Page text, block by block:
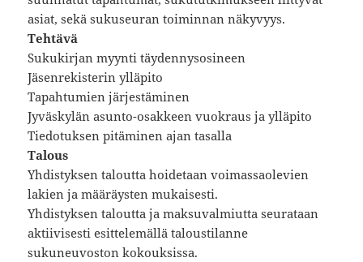
asiat, sekä sukuseuran toiminnan näkyvyys.
Tehtävä
Sukukirjan myynti täydennysosineen
Jäsenrekisterin ylläpito
Tapahtumien järjestäminen
Jyväskylän asunto-osakkeen vuokraus ja ylläpito
Tiedotuksen pitäminen ajan tasalla
Talous
Yhdistyksen taloutta hoidetaan voimassaolevien
lakien ja määräysten mukaisesti.
Yhdistyksen taloutta ja maksuvalmiutta seurataan
aktiivisesti esittelemällä taloustilanne
sukuneuvoston kokouksissa.